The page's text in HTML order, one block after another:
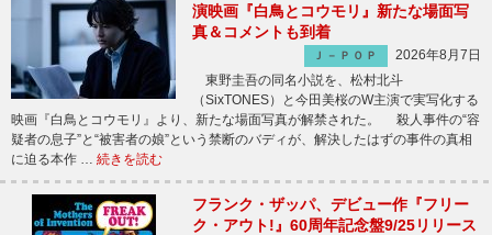
演映画『白鳥とコウモリ』新たな場面写
真＆コメントも到着
Ｊ－ＰＯＰ
2026年8月7日
東野圭吾の同名小説を、松村北斗
（SixTONES）と今田美桜のW主演で実写化する
映画『白鳥とコウモリ』より、新たな場面写真が解禁された。 殺人事件の“容
疑者の息子”と“被害者の娘”という禁断のバディが、解決したはずの事件の真相
に迫る本作 … 続きを読む
フランク・ザッパ、デビュー作『フリー
ク・アウト!』60周年記念盤9/25リリース